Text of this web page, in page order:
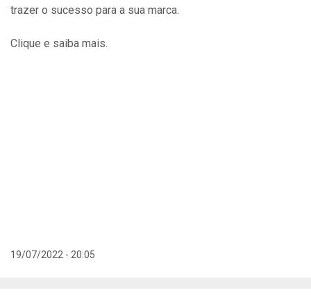
19/07/2022 - 20:05
trazer o sucesso para a sua marca.
Clique e saiba mais.